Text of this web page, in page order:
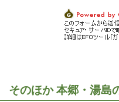
そのほか 本郷・湯島